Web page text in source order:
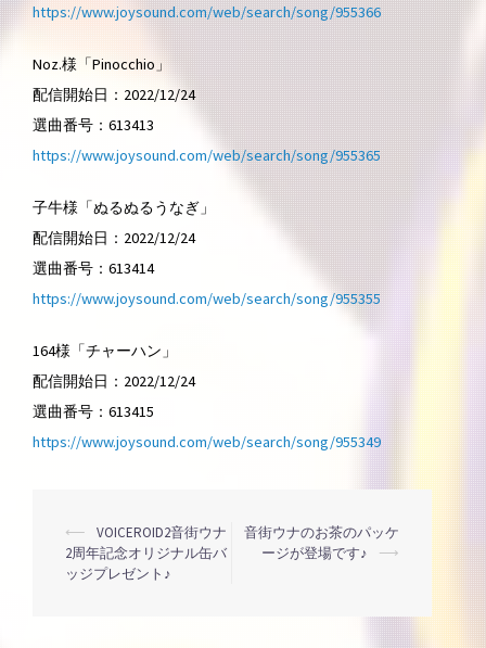
https://www.joysound.com/web/search/song/955366
Noz.様「Pinocchio」
配信開始日：2022/12/24
選曲番号：613413
https://www.joysound.com/web/search/song/955365
子牛様「ぬるぬるうなぎ」
配信開始日：2022/12/24
選曲番号：613414
https://www.joysound.com/web/search/song/955355
164様「チャーハン」
配信開始日：2022/12/24
選曲番号：613415
https://www.joysound.com/web/search/song/955349
投
稿
⟵
VOICEROID2音街ウナ
2周年記念オリジナル缶バ
ッジプレゼント♪
音街ウナのお茶のパッケ
ージが登場です♪
⟶